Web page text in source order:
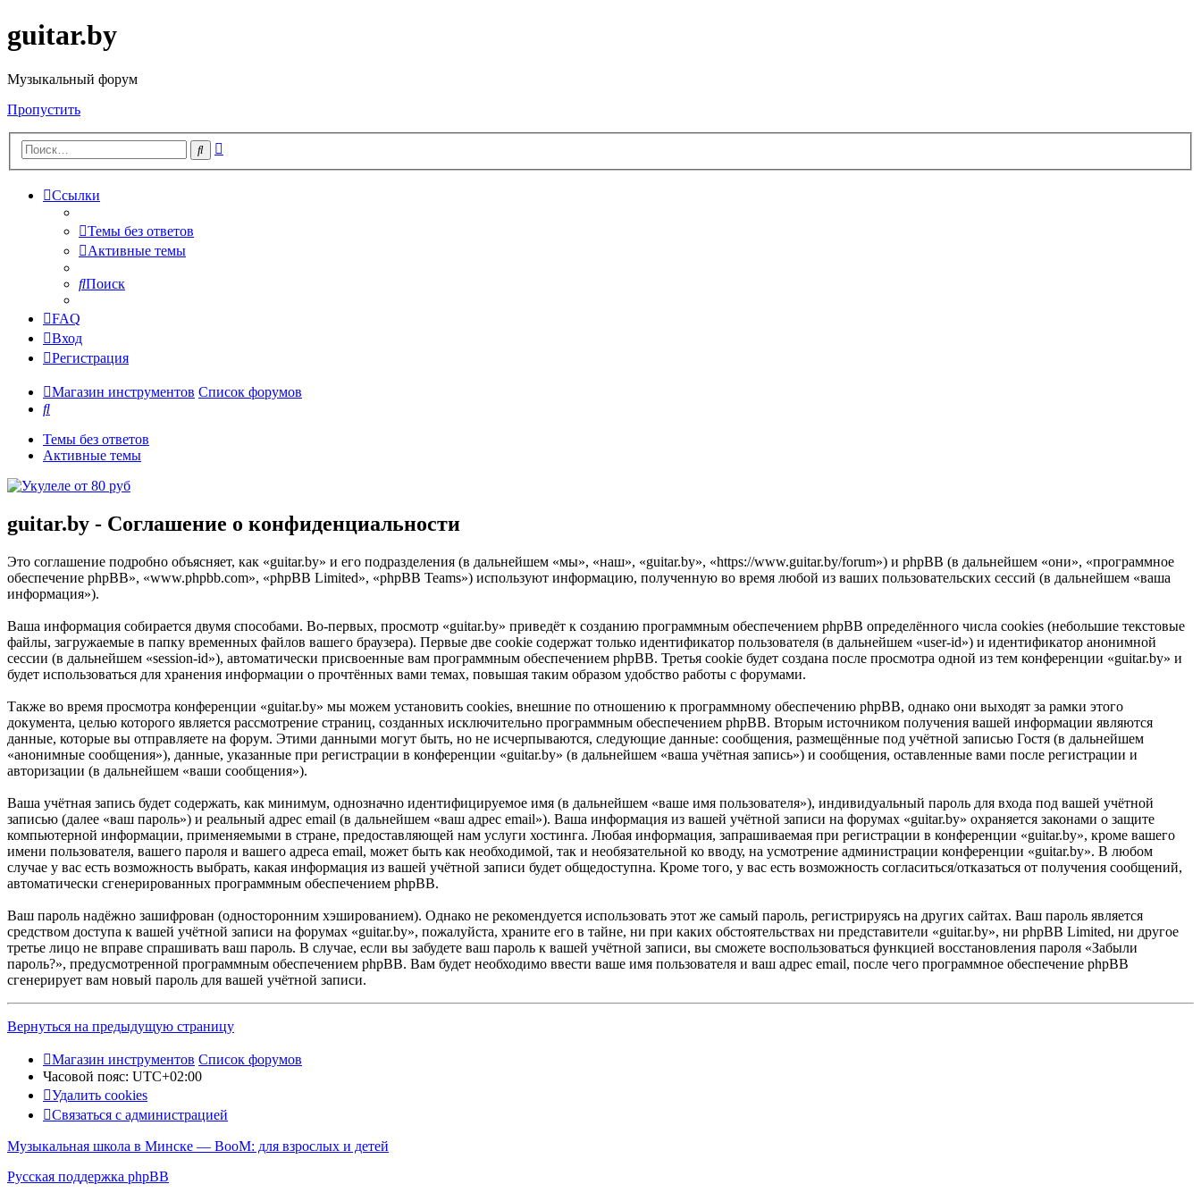
guitar.by
Музыкальный форум
Пропустить
Поиск
Ссылки
Темы без ответов
Активные темы
Поиск
FAQ
Вход
Регистрация
Магазин инструментов Список форумов
Поиск
Темы без ответов
Активные темы
guitar.by - Соглашение о конфиденциальности
Это соглашение подробно объясняет, как «guitar.by» и его подразделения (в дальнейшем «мы», «наш», «guitar.by», «https://www.guitar.by/forum») и phpBB (в дальнейшем «они», «программное
обеспечение phpBB», «www.phpbb.com», «phpBB Limited», «phpBB Teams») используют информацию, полученную во время любой из ваших пользовательских сессий (в дальнейшем «ваша
информация»).
Ваша информация собирается двумя способами. Во-первых, просмотр «guitar.by» приведёт к созданию программным обеспечением phpBB определённого числа cookies (небольшие текстовые
файлы, загружаемые в папку временных файлов вашего браузера). Первые две cookie содержат только идентификатор пользователя (в дальнейшем «user-id») и идентификатор анонимной
сессии (в дальнейшем «session-id»), автоматически присвоенные вам программным обеспечением phpBB. Третья cookie будет создана после просмотра одной из тем конференции «guitar.by» и
будет использоваться для хранения информации о прочтённых вами темах, повышая таким образом удобство работы с форумами.
Также во время просмотра конференции «guitar.by» мы можем установить cookies, внешние по отношению к программному обеспечению phpBB, однако они выходят за рамки этого
документа, целью которого является рассмотрение страниц, созданных исключительно программным обеспечением phpBB. Вторым источником получения вашей информации являются
данные, которые вы отправляете на форум. Этими данными могут быть, но не исчерпываются, следующие данные: сообщения, размещённые под учётной записью Гостя (в дальнейшем
«анонимные сообщения»), данные, указанные при регистрации в конференции «guitar.by» (в дальнейшем «ваша учётная запись») и сообщения, оставленные вами после регистрации и
авторизации (в дальнейшем «ваши сообщения»).
Ваша учётная запись будет содержать, как минимум, однозначно идентифицируемое имя (в дальнейшем «ваше имя пользователя»), индивидуальный пароль для входа под вашей учётной
записью (далее «ваш пароль») и реальный адрес email (в дальнейшем «ваш адрес email»). Ваша информация из вашей учётной записи на форумах «guitar.by» охраняется законами о защите
компьютерной информации, применяемыми в стране, предоставляющей нам услуги хостинга. Любая информация, запрашиваемая при регистрации в конференции «guitar.by», кроме вашего
имени пользователя, вашего пароля и вашего адреса email, может быть как необходимой, так и необязательной ко вводу, на усмотрение администрации конференции «guitar.by». В любом
случае у вас есть возможность выбрать, какая информация из вашей учётной записи будет общедоступна. Кроме того, у вас есть возможность согласиться/отказаться от получения сообщений,
автоматически сгенерированных программным обеспечением phpBB.
Ваш пароль надёжно зашифрован (односторонним хэшированием). Однако не рекомендуется использовать этот же самый пароль, регистрируясь на других сайтах. Ваш пароль является
средством доступа к вашей учётной записи на форумах «guitar.by», пожалуйста, храните его в тайне, ни при каких обстоятельствах ни представители «guitar.by», ни phpBB Limited, ни другое
третье лицо не вправе спрашивать ваш пароль. В случае, если вы забудете ваш пароль к вашей учётной записи, вы сможете воспользоваться функцией восстановления пароля «Забыли
пароль?», предусмотренной программным обеспечением phpBB. Вам будет необходимо ввести ваше имя пользователя и ваш адрес email, после чего программное обеспечение phpBB
сгенерирует вам новый пароль для вашей учётной записи.
Вернуться на предыдущую страницу
Магазин инструментов Список форумов
Часовой пояс: UTC+02:00
Удалить cookies
Связаться с администрацией
Музыкальная школа в Минске — BooM: для взрослых и детей
Русская поддержка phpBB